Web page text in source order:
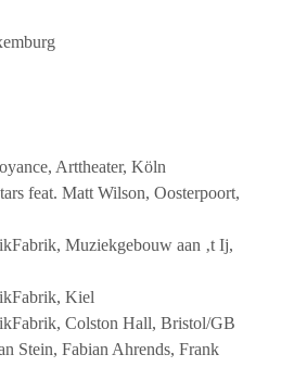
Arttheater, Köln
feat. Matt Wilson, Oosterpoort,
Muziekgebouw aan ‚t Ij,
Kiel
Colston Hall, Bristol/GB
Stein, Fabian Ahrends, Frank